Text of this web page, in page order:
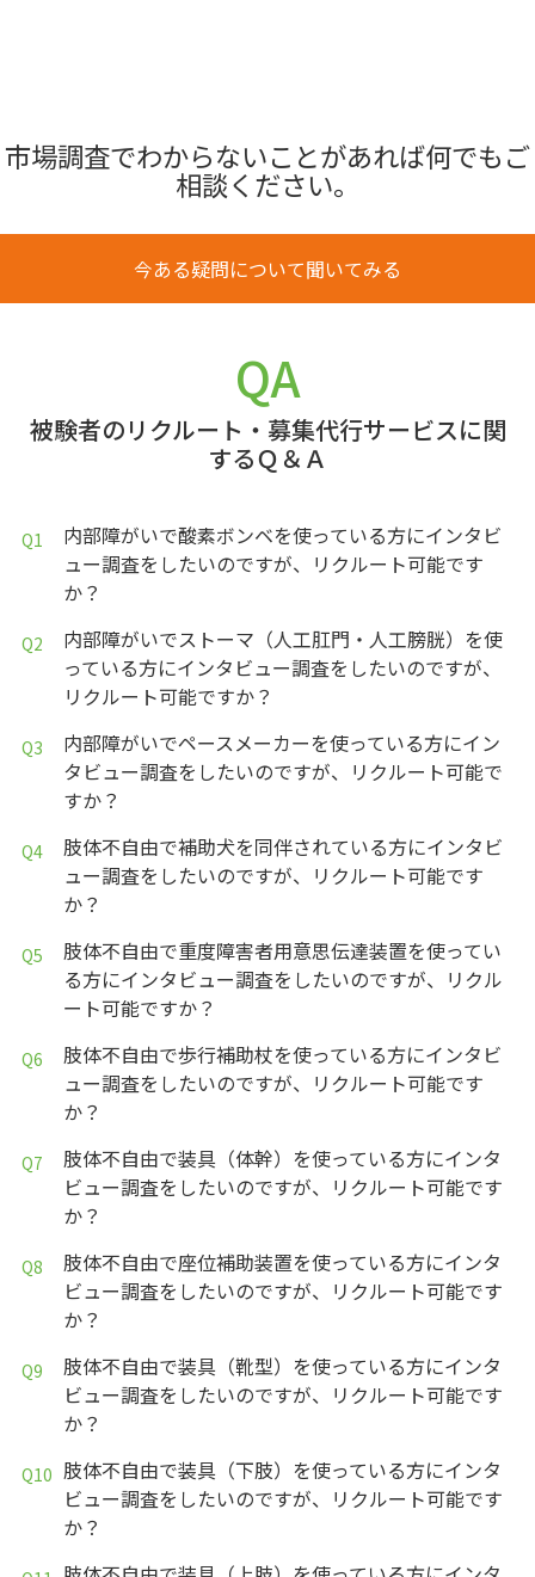
市場調査でわからないことがあれば何でもご
相談ください。
今ある疑問について聞いてみる
QA
被験者のリクルート・募集代行サービスに関
するＱ＆Ａ
内部障がいで酸素ボンベを使っている方にインタビ
ュー調査をしたいのですが、リクルート可能です
か？
内部障がいでストーマ（人工肛門・人工膀胱）を使
っている方にインタビュー調査をしたいのですが、
リクルート可能ですか？
内部障がいでペースメーカーを使っている方にイン
タビュー調査をしたいのですが、リクルート可能で
すか？
肢体不自由で補助犬を同伴されている方にインタビ
ュー調査をしたいのですが、リクルート可能です
か？
肢体不自由で重度障害者用意思伝達装置を使ってい
る方にインタビュー調査をしたいのですが、リクル
ート可能ですか？
肢体不自由で歩行補助杖を使っている方にインタビ
ュー調査をしたいのですが、リクルート可能です
か？
肢体不自由で装具（体幹）を使っている方にインタ
ビュー調査をしたいのですが、リクルート可能です
か？
肢体不自由で座位補助装置を使っている方にインタ
ビュー調査をしたいのですが、リクルート可能です
か？
肢体不自由で装具（靴型）を使っている方にインタ
ビュー調査をしたいのですが、リクルート可能です
か？
肢体不自由で装具（下肢）を使っている方にインタ
ビュー調査をしたいのですが、リクルート可能です
か？